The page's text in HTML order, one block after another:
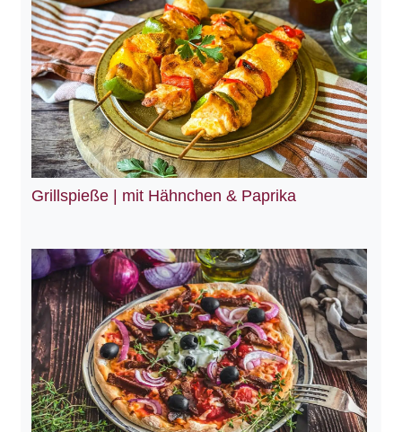
Grillspieße | mit Hähnchen & Paprika